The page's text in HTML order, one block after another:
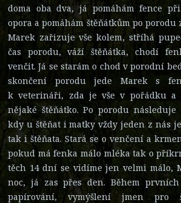
doma oba dva, já pomáhám fence
opora a pomáhám štěňátkům po porodu
Marek zařizuje vše kolem, stříhá
čas porodu, váží štěňátka, chodí
venčit. Já se starám o chod v porodní
skončení porodu jede Marek s
k veterináři, zda je vše v pořádku a
nějaké štěňátko. Po porodu
kdy u štěňat i matky vždy jeden z nás
tak i štěňata. Stará se o venčení a
pokud má fenka málo mléka tak o
těch 14 dní se vidíme jen velmi málo,
noc, já zas přes den. Během
papírování, vymýšlení jmen pro